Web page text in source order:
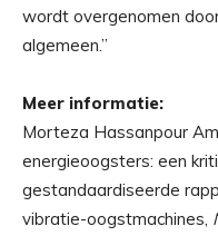
wordt overgenomen
algemeen.”
Meer informatie:
Morteza Hassanpour
energieoogsters: een
gestandaardiseerde
vibratie-oogstmachines,